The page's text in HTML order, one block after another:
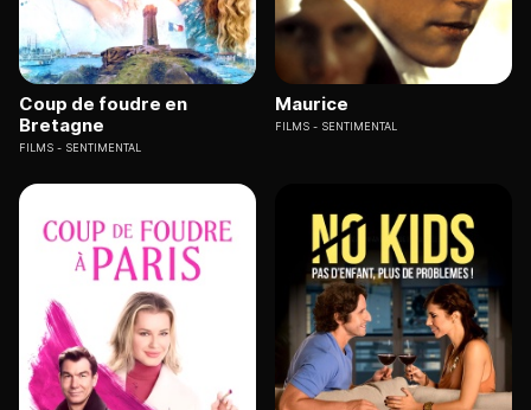
Coup de foudre en
Bretagne
FILMS SENTIMENTAL
Maurice
FILMS SENTIMENTAL